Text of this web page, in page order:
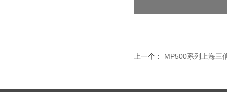
上一个： MP500系列上海三